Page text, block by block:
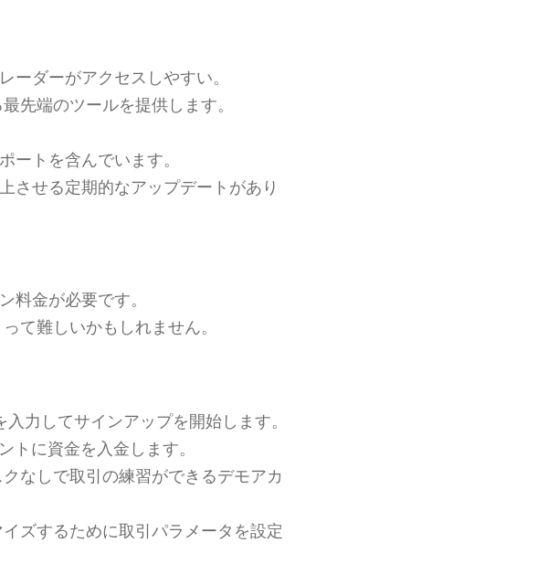
ーダーがアクセスしやすい。
先端のツールを提供します。
ートを含んでいます。
させる定期的なアップデートがあり
料金が必要です。
て難しいかもしれません。
力してサインアップを開始します。
トに資金を入金します。
なしで取引の練習ができるデモアカ
ズするために取引パラメータを設定